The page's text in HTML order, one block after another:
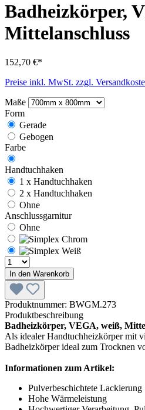
Badheizkörper,
Mittelanschluss
152,70 €*
Preise inkl. MwSt. zzgl.
Maße
Form
Gerade
Gebogen
Farbe
Handtuchhaken
1 x Handtuchhaken
2 x Handtuchhaken
Ohne
Anschlussgarnitur
Ohne
In den Warenkorb
Produktnummer: BWGM.273
Produktbeschreibung
Badheizkörper, VEGA, weiß,
Als idealer Handtuchheizkörper mit
Badheizkörper ideal zum Trocknen
Informationen zum Artikel:
Pulverbeschichtete Lackierung
Hohe Wärmeleistung